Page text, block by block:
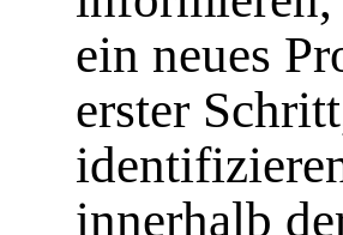
ein neues
erster
innerhalb